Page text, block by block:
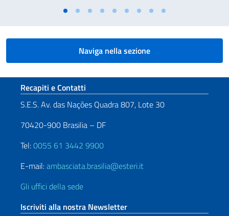
Naviga nella sezione
Sezione footer
Recapiti e Contatti
S.E.S. Av. das Nações Quadra 807, Lote 30
70420-900 Brasilia – DF
Tel:0055 61 3442 9900
E-mail:ambasciata.brasilia@esteri.it
Gli uffici della sede
Iscriviti alla nostra Newsletter